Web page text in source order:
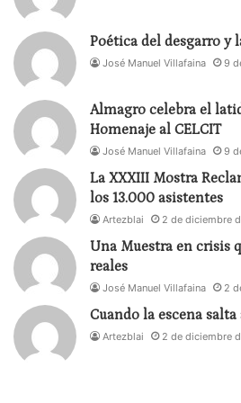
de que alguna vez se olviden.
juego con esa verticalidad del
horizontalidad del folio en
especie de futuro por volver a
escribir», explica la autora y
Asimismo, expresa que «Los
familia laica, pero que, sin
determinadas tradiciones ritos,
que siguen conformando su
además han tenido que
esfuerzo a lo largo de los siglos
pierdan», cuenta Lucía
Mona Martínezresalta del
«quiere perpetuar un legado
Poética del desgarro y
José Manuel Villafaina 9
Almagro celebra el
Homenaje al CELCIT
José Manuel Villafaina 9
La XXXIII Mostra
los 13.000 asistentes
Artezblai 2 de diciembre
Una Muestra en crisis
reales
José Manuel Villafaina 2
Cuando la escena
Artezblai 2 de diciembre